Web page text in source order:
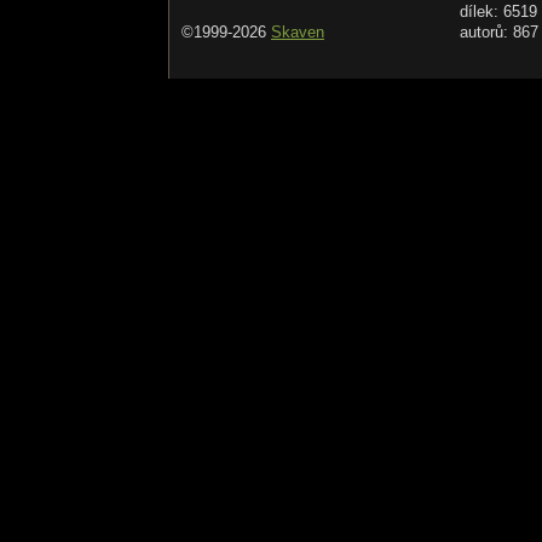
©1999-2026 Skaven
dílek: 6519
autorů: 867